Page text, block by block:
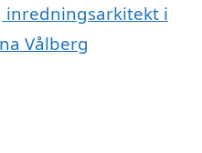
inredningsarkitekt i
Vålberg